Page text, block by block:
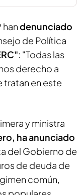
handenunciado
de Política
: "Todas las
derecho a
tratan en este
y ministra
ha anunciado
del Gobierno de
de deuda de
común,